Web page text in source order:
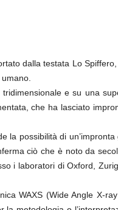
dalla testata Lo
e su una
che ha lasciato
la possibilità di
ciò che è noto da
i laboratori di Oxford,
WAXS (Wide Angle X-